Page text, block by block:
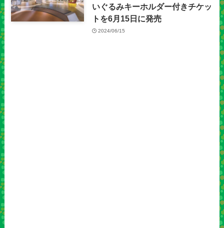
いぐるみキーホルダー付きチケッ
トを6月15日に発売
2024/06/15